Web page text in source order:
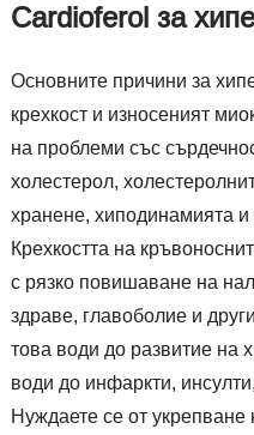
Cardioferol за
Основните причини за
крехкост и износеният
на проблеми със
холестерол,
хранене, хиподинамията и
Крехкостта на
с рязко повишаване на
здраве, главоболие и
това води до развитие на
води до инфаркти,
Нуждаете се от